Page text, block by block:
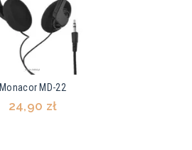
Monacor MD-22
24,90 zł